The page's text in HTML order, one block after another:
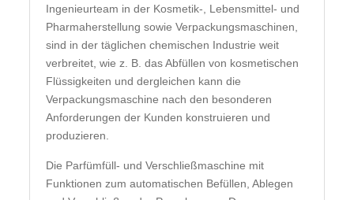
Ingenieurteam in der Kosmetik-, Lebensmittel- und
Pharmaherstellung sowie Verpackungsmaschinen,
sind in der täglichen chemischen Industrie weit
verbreitet, wie z. B. das Abfüllen von kosmetischen
Flüssigkeiten und dergleichen kann die
Verpackungsmaschine nach den besonderen
Anforderungen der Kunden konstruieren und
produzieren.
Die Parfümfüll- und Verschließmaschine mit
Funktionen zum automatischen Befüllen, Ablegen